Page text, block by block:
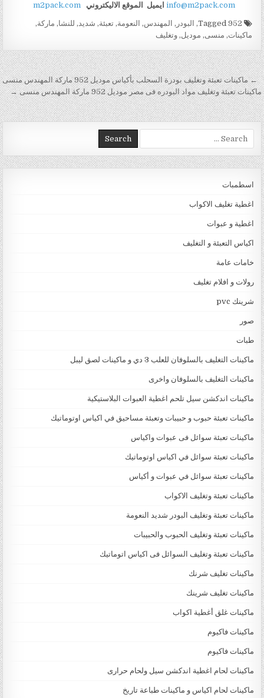
info@m2pack.com ايميل الموقع الاليكتروني m2pack.com
952
, البودر , المهندس, النعومة,تعبئة, شديد, للنشا, ماركة,
ماكينات, منسى, موديل,وتغليف
تصفّح المقالات
← ماكينات تعبئة وتغليف بودرة السحلب بأكياس موديل 952 ماركة المهندس منسى
ماكينات تعبئة وتغليف مواد البودره فى مصر موديل 952 ماركة المهندس منسى →
Search for:
اسطمبات
اغطية تغليف الاكواب
اغطية و عبوات
اكياس التعبئة و التغليف
خامات عامة
رولات و افلام تغليف
شرينك pvc
صور
طبات
ماكينات التغليف بالسلوفان للعلب 3 دي و ماكينات لصق ليبل
ماكينات التغليف بالسلوفان واخرى
ماكينات اندكشن سيل تلحم اغطية العبوات البلاستيكية
ماكينات تعبئة حبوب و حبيبات وتعبئة مساحيق في اكياس اوتوماتيك
ماكينات تعبئة سوائل فى عبوات واكياس
ماكينات تعبئة سوائل في اكياس اوتوماتيك
ماكينات تعبئة سوائل في عبوات و أكياس
ماكينات تعبئة وتغليف الاكواب
ماكينات تعبئة وتغليف البودر شديد النعومة
ماكينات تعبئة وتغليف الحبوب والحبيبات
ماكينات تعبئة وتغليف السوائل فى اكياس اتوماتيك
ماكينات تغليف شرنك
ماكينات تغليف شرينك
ماكينات غلق أغطية اكواب
ماكينات فاكيوم
ماكينات فاكيوم
ماكينات لحام اغطية اندكشن سيل ولحام حرارى
ماكينات لحام اكياس و ماكينات طباعة تاريخ